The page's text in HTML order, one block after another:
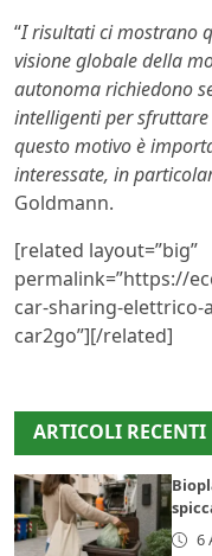
“I risultati ci mostrano
visione globale della
autonoma richiedono
intelligenti per
questo motivo è
interessate, in
Goldmann.
[related layout=”big”
permalink=”https://
car-sharing-elettrico-
car2go”][/related]
ARTICOLI RECENTI
6